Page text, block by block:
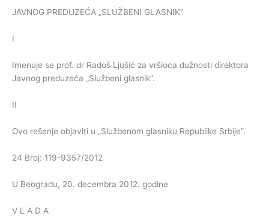
JAVNOG PREDUZEĆA „SLUŽBENI GLASNIK”
I
Imenuje se prof. dr Radoš Ljušić za vršioca dužnosti direktora
Javnog preduzeća „Službeni glasnik”.
II
Ovo rešenje objaviti u „Službenom glasniku Republike Srbije”.
24 Broj: 119-9357/2012
U Beogradu, 20. decembra 2012. godine
V L A D A